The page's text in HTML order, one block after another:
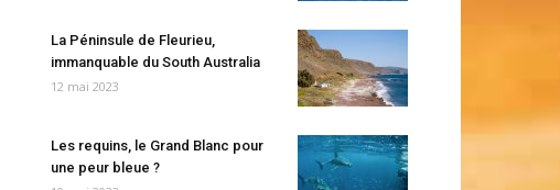
La Péninsule de Fleurieu,
immanquable du South Australia
12 mai 2023
Les requins, le Grand Blanc pour
une peur bleue ?